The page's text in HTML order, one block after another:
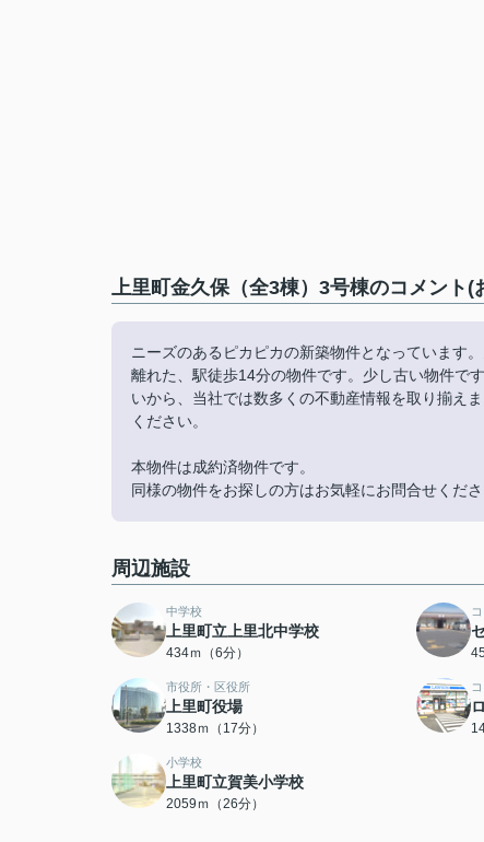
上里町金久保（全3棟）3号棟のコメント(
ニーズのあるピカピカの新築物件となっています
離れた、駅徒歩14分の物件です。少し古い物件で
いから、当社では数多くの不動産情報を取り揃え
ください。
本物件は成約済物件です。
同様の物件をお探しの方はお気軽にお問合せくださ
周辺施設
中学校
上里町立上里北中学校
434ｍ（6分）
市役所・区役所
上里町役場
1338ｍ（17分）
小学校
上里町立賀美小学校
2059ｍ（26分）